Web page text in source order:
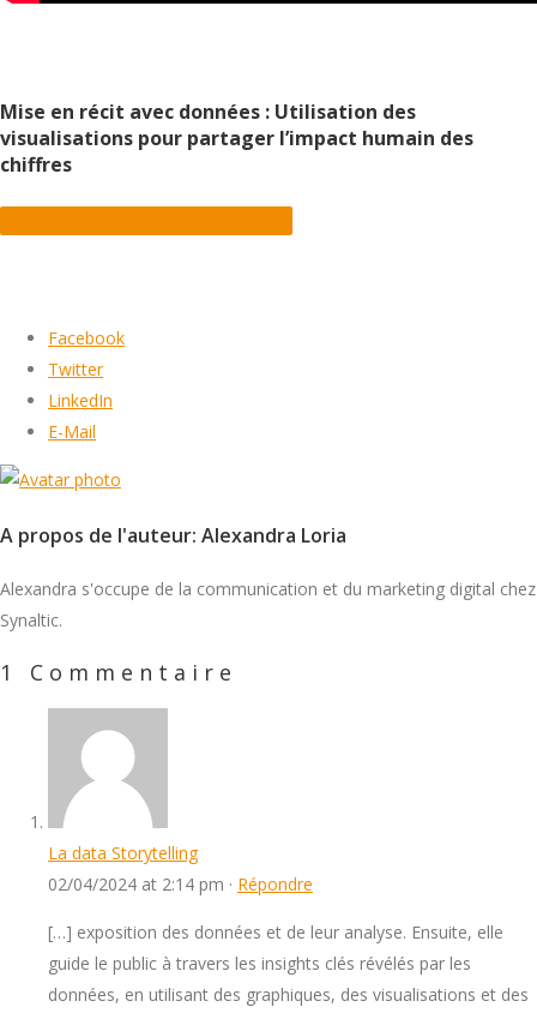
Mise en récit avec données : Utilisation des
visualisations pour partager l’impact humain des
chiffres
Facebook
Twitter
LinkedIn
E-Mail
A propos de l'auteur: Alexandra Loria
Alexandra s'occupe de la communication et du marketing digital chez
Synaltic.
1 Commentaire
La data Storytelling
02/04/2024 at 2:14 pm · Répondre
[…] exposition des données et de leur analyse. Ensuite, elle
guide le public à travers les insights clés révélés par les
données, en utilisant des graphiques, des visualisations et des